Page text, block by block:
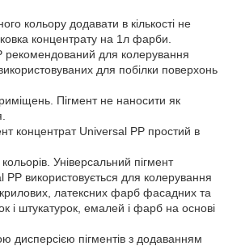
кольору додавати в кількості не
концентрату на 1л фарби.
рекомендований для колерування
для побілки поверхонь
Пігмент не наносити як
концентрат Universal PP простий в
Універсальний пігмент
PP використовується для колерування
латексних фарб фасадних та
і штукатурок, емалей і фарб на основі
дисперсією пігментів з додаванням